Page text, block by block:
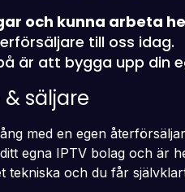
och kunna arbeta
till oss idag.
är att bygga upp din
säljare
med en egen
egna IPTV bolag och är
tekniska och du får